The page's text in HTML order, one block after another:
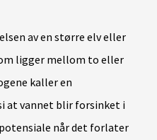
av en større elv eller
ligger mellom to eller
kaller en
at vannet blir forsinket i
når det forlater